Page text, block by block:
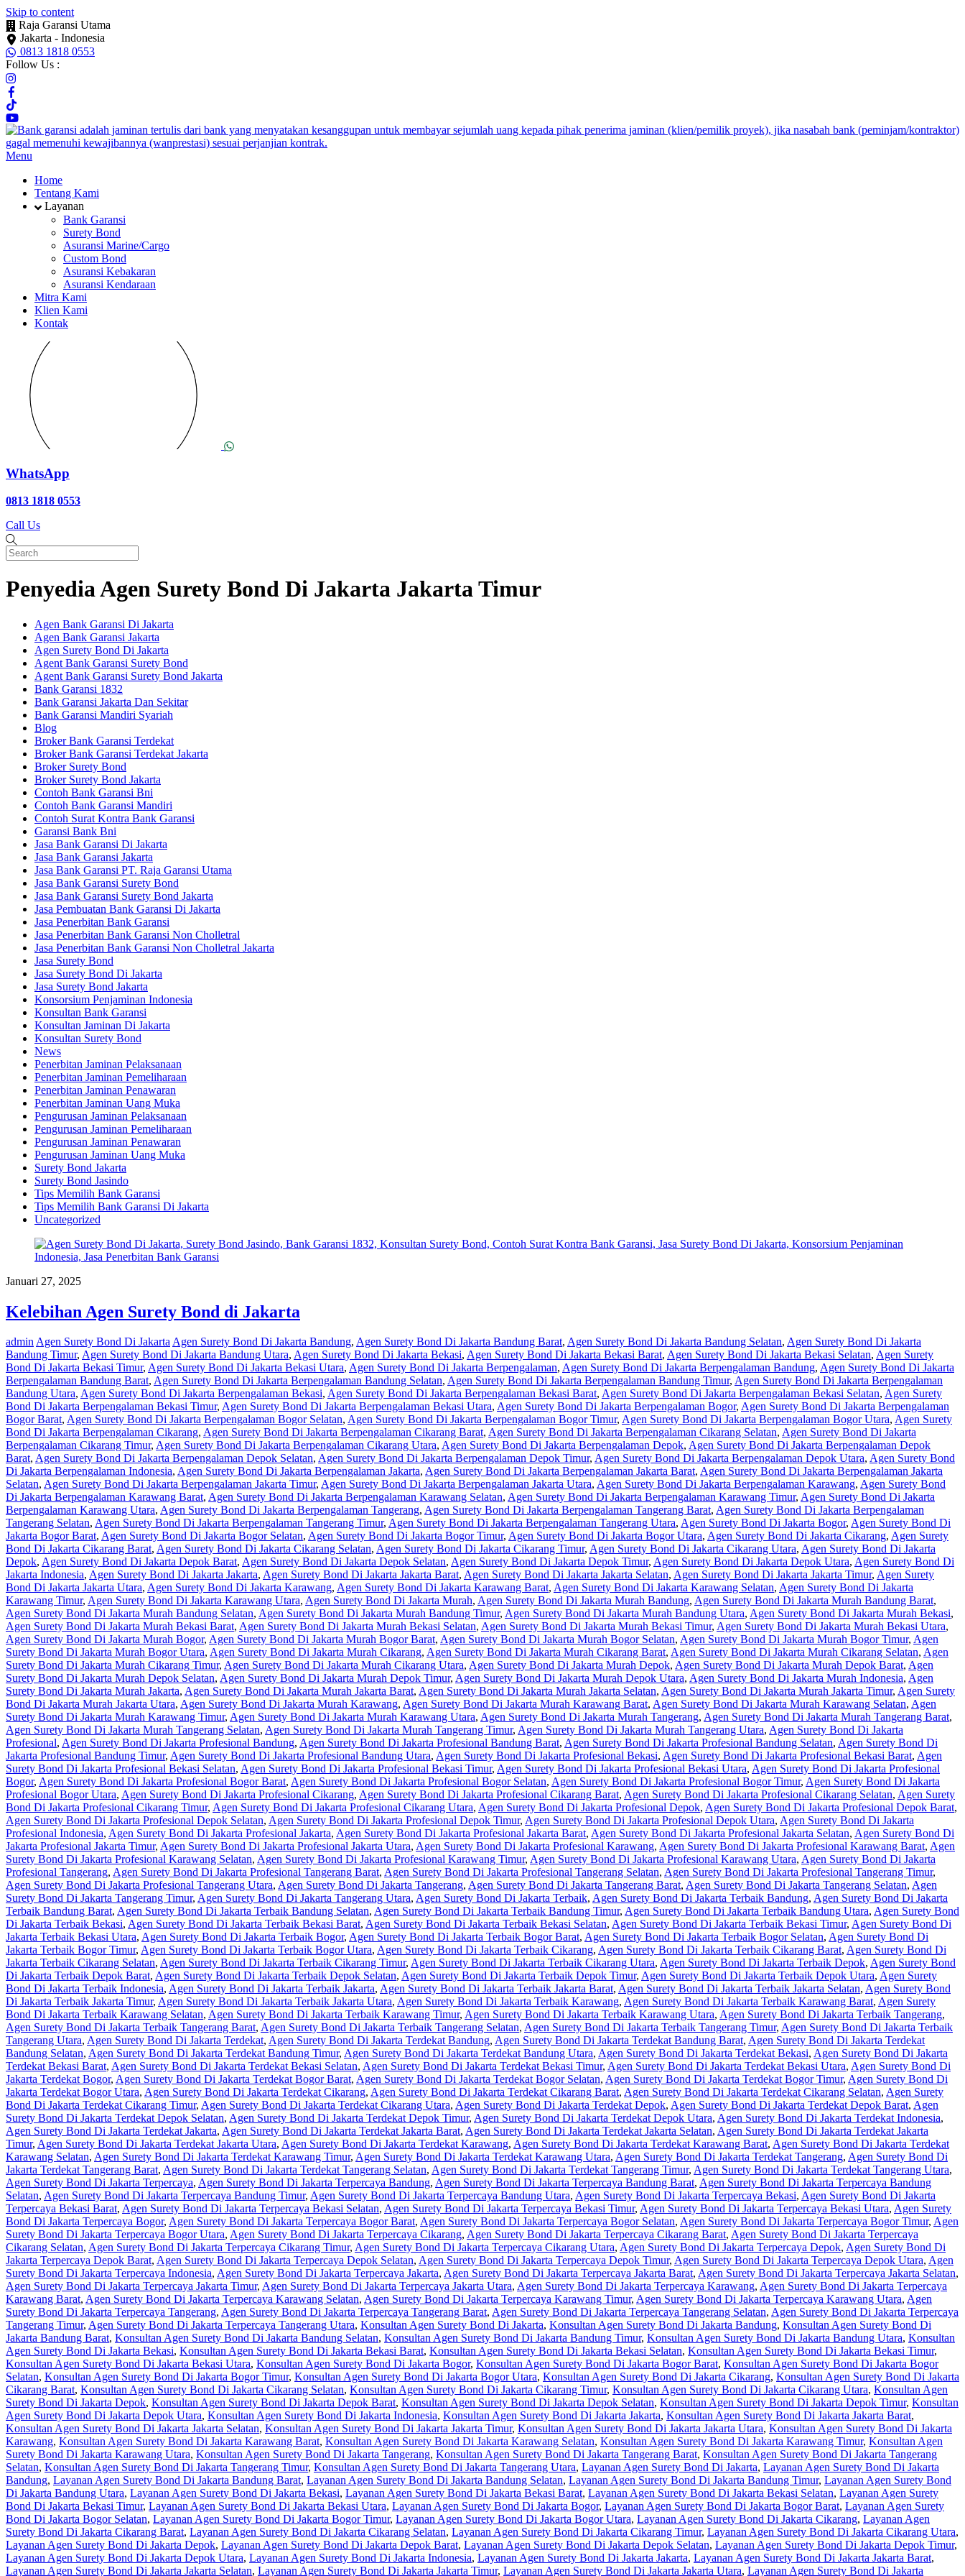
Skip to content
Raja Garansi Utama
Jakarta - Indonesia
0813 1818 0553
Follow Us :
Menu
Home
Tentang Kami
Layanan
Bank Garansi
Surety Bond
Asuransi Marine/Cargo
Custom Bond
Asuransi Kebakaran
Asuransi Kendaraan
Mitra Kami
Klien Kami
Kontak
WhatsApp
0813 1818 0553
Call Us
Penyedia Agen Surety Bond Di Jakarta Jakarta Timur
Agen Bank Garansi Di Jakarta
Agen Bank Garansi Jakarta
Agen Surety Bond Di Jakarta
Agent Bank Garansi Surety Bond
Agent Bank Garansi Surety Bond Jakarta
Bank Garansi 1832
Bank Garansi Jakarta Dan Sekitar
Bank Garansi Mandiri Syariah
Blog
Broker Bank Garansi Terdekat
Broker Bank Garansi Terdekat Jakarta
Broker Surety Bond
Broker Surety Bond Jakarta
Contoh Bank Garansi Bni
Contoh Bank Garansi Mandiri
Contoh Surat Kontra Bank Garansi
Garansi Bank Bni
Jasa Bank Garansi Di Jakarta
Jasa Bank Garansi Jakarta
Jasa Bank Garansi PT. Raja Garansi Utama
Jasa Bank Garansi Surety Bond
Jasa Bank Garansi Surety Bond Jakarta
Jasa Pembuatan Bank Garansi Di Jakarta
Jasa Penerbitan Bank Garansi
Jasa Penerbitan Bank Garansi Non Cholletral
Jasa Penerbitan Bank Garansi Non Cholletral Jakarta
Jasa Surety Bond
Jasa Surety Bond Di Jakarta
Jasa Surety Bond Jakarta
Konsorsium Penjaminan Indonesia
Konsultan Bank Garansi
Konsultan Jaminan Di Jakarta
Konsultan Surety Bond
News
Penerbitan Jaminan Pelaksanaan
Penerbitan Jaminan Pemeliharaan
Penerbitan Jaminan Penawaran
Penerbitan Jaminan Uang Muka
Pengurusan Jaminan Pelaksanaan
Pengurusan Jaminan Pemeliharaan
Pengurusan Jaminan Penawaran
Pengurusan Jaminan Uang Muka
Surety Bond Jakarta
Surety Bond Jasindo
Tips Memilih Bank Garansi
Tips Memilih Bank Garansi Di Jakarta
Uncategorized
Januari 27, 2025
Kelebihan Agen Surety Bond di Jakarta
adminAgen Surety Bond Di JakartaAgen Surety Bond Di Jakarta Bandung, Agen Surety Bond Di Jakarta Bandung Barat, Agen Surety Bond Di Jakarta Bandung Selatan, Agen Surety Bond Di Jakarta
Bandung Timur, Agen Surety Bond Di Jakarta Bandung Utara, Agen Surety Bond Di Jakarta Bekasi, Agen Surety Bond Di Jakarta Bekasi Barat, Agen Surety Bond Di Jakarta Bekasi Selatan, Agen Surety
Bond Di Jakarta Bekasi Timur, Agen Surety Bond Di Jakarta Bekasi Utara, Agen Surety Bond Di Jakarta Berpengalaman, Agen Surety Bond Di Jakarta Berpengalaman Bandung, Agen Surety Bond Di Jakarta
Berpengalaman Bandung Barat, Agen Surety Bond Di Jakarta Berpengalaman Bandung Selatan, Agen Surety Bond Di Jakarta Berpengalaman Bandung Timur, Agen Surety Bond Di Jakarta Berpengalaman
Bandung Utara, Agen Surety Bond Di Jakarta Berpengalaman Bekasi, Agen Surety Bond Di Jakarta Berpengalaman Bekasi Barat, Agen Surety Bond Di Jakarta Berpengalaman Bekasi Selatan, Agen Surety
Bond Di Jakarta Berpengalaman Bekasi Timur, Agen Surety Bond Di Jakarta Berpengalaman Bekasi Utara, Agen Surety Bond Di Jakarta Berpengalaman Bogor, Agen Surety Bond Di Jakarta Berpengalaman
Bogor Barat, Agen Surety Bond Di Jakarta Berpengalaman Bogor Selatan, Agen Surety Bond Di Jakarta Berpengalaman Bogor Timur, Agen Surety Bond Di Jakarta Berpengalaman Bogor Utara, Agen Surety
Bond Di Jakarta Berpengalaman Cikarang, Agen Surety Bond Di Jakarta Berpengalaman Cikarang Barat, Agen Surety Bond Di Jakarta Berpengalaman Cikarang Selatan, Agen Surety Bond Di Jakarta
Berpengalaman Cikarang Timur, Agen Surety Bond Di Jakarta Berpengalaman Cikarang Utara, Agen Surety Bond Di Jakarta Berpengalaman Depok, Agen Surety Bond Di Jakarta Berpengalaman Depok
Barat, Agen Surety Bond Di Jakarta Berpengalaman Depok Selatan, Agen Surety Bond Di Jakarta Berpengalaman Depok Timur, Agen Surety Bond Di Jakarta Berpengalaman Depok Utara, Agen Surety Bond
Di Jakarta Berpengalaman Indonesia, Agen Surety Bond Di Jakarta Berpengalaman Jakarta, Agen Surety Bond Di Jakarta Berpengalaman Jakarta Barat, Agen Surety Bond Di Jakarta Berpengalaman Jakarta
Selatan, Agen Surety Bond Di Jakarta Berpengalaman Jakarta Timur, Agen Surety Bond Di Jakarta Berpengalaman Jakarta Utara, Agen Surety Bond Di Jakarta Berpengalaman Karawang, Agen Surety Bond
Di Jakarta Berpengalaman Karawang Barat, Agen Surety Bond Di Jakarta Berpengalaman Karawang Selatan, Agen Surety Bond Di Jakarta Berpengalaman Karawang Timur, Agen Surety Bond Di Jakarta
Berpengalaman Karawang Utara, Agen Surety Bond Di Jakarta Berpengalaman Tangerang, Agen Surety Bond Di Jakarta Berpengalaman Tangerang Barat, Agen Surety Bond Di Jakarta Berpengalaman
Tangerang Selatan, Agen Surety Bond Di Jakarta Berpengalaman Tangerang Timur, Agen Surety Bond Di Jakarta Berpengalaman Tangerang Utara, Agen Surety Bond Di Jakarta Bogor, Agen Surety Bond Di
Jakarta Bogor Barat, Agen Surety Bond Di Jakarta Bogor Selatan, Agen Surety Bond Di Jakarta Bogor Timur, Agen Surety Bond Di Jakarta Bogor Utara, Agen Surety Bond Di Jakarta Cikarang, Agen Surety
Bond Di Jakarta Cikarang Barat, Agen Surety Bond Di Jakarta Cikarang Selatan, Agen Surety Bond Di Jakarta Cikarang Timur, Agen Surety Bond Di Jakarta Cikarang Utara, Agen Surety Bond Di Jakarta
Depok, Agen Surety Bond Di Jakarta Depok Barat, Agen Surety Bond Di Jakarta Depok Selatan, Agen Surety Bond Di Jakarta Depok Timur, Agen Surety Bond Di Jakarta Depok Utara, Agen Surety Bond Di
Jakarta Indonesia, Agen Surety Bond Di Jakarta Jakarta, Agen Surety Bond Di Jakarta Jakarta Barat, Agen Surety Bond Di Jakarta Jakarta Selatan, Agen Surety Bond Di Jakarta Jakarta Timur, Agen Surety
Bond Di Jakarta Jakarta Utara, Agen Surety Bond Di Jakarta Karawang, Agen Surety Bond Di Jakarta Karawang Barat, Agen Surety Bond Di Jakarta Karawang Selatan, Agen Surety Bond Di Jakarta
Karawang Timur, Agen Surety Bond Di Jakarta Karawang Utara, Agen Surety Bond Di Jakarta Murah, Agen Surety Bond Di Jakarta Murah Bandung, Agen Surety Bond Di Jakarta Murah Bandung Barat,
Agen Surety Bond Di Jakarta Murah Bandung Selatan, Agen Surety Bond Di Jakarta Murah Bandung Timur, Agen Surety Bond Di Jakarta Murah Bandung Utara, Agen Surety Bond Di Jakarta Murah Bekasi,
Agen Surety Bond Di Jakarta Murah Bekasi Barat, Agen Surety Bond Di Jakarta Murah Bekasi Selatan, Agen Surety Bond Di Jakarta Murah Bekasi Timur, Agen Surety Bond Di Jakarta Murah Bekasi Utara,
Agen Surety Bond Di Jakarta Murah Bogor, Agen Surety Bond Di Jakarta Murah Bogor Barat, Agen Surety Bond Di Jakarta Murah Bogor Selatan, Agen Surety Bond Di Jakarta Murah Bogor Timur, Agen
Surety Bond Di Jakarta Murah Bogor Utara, Agen Surety Bond Di Jakarta Murah Cikarang, Agen Surety Bond Di Jakarta Murah Cikarang Barat, Agen Surety Bond Di Jakarta Murah Cikarang Selatan, Agen
Surety Bond Di Jakarta Murah Cikarang Timur, Agen Surety Bond Di Jakarta Murah Cikarang Utara, Agen Surety Bond Di Jakarta Murah Depok, Agen Surety Bond Di Jakarta Murah Depok Barat, Agen
Surety Bond Di Jakarta Murah Depok Selatan, Agen Surety Bond Di Jakarta Murah Depok Timur, Agen Surety Bond Di Jakarta Murah Depok Utara, Agen Surety Bond Di Jakarta Murah Indonesia, Agen
Surety Bond Di Jakarta Murah Jakarta, Agen Surety Bond Di Jakarta Murah Jakarta Barat, Agen Surety Bond Di Jakarta Murah Jakarta Selatan, Agen Surety Bond Di Jakarta Murah Jakarta Timur, Agen Surety
Bond Di Jakarta Murah Jakarta Utara, Agen Surety Bond Di Jakarta Murah Karawang, Agen Surety Bond Di Jakarta Murah Karawang Barat, Agen Surety Bond Di Jakarta Murah Karawang Selatan, Agen
Surety Bond Di Jakarta Murah Karawang Timur, Agen Surety Bond Di Jakarta Murah Karawang Utara, Agen Surety Bond Di Jakarta Murah Tangerang, Agen Surety Bond Di Jakarta Murah Tangerang Barat,
Agen Surety Bond Di Jakarta Murah Tangerang Selatan, Agen Surety Bond Di Jakarta Murah Tangerang Timur, Agen Surety Bond Di Jakarta Murah Tangerang Utara, Agen Surety Bond Di Jakarta
Profesional, Agen Surety Bond Di Jakarta Profesional Bandung, Agen Surety Bond Di Jakarta Profesional Bandung Barat, Agen Surety Bond Di Jakarta Profesional Bandung Selatan, Agen Surety Bond Di
Jakarta Profesional Bandung Timur, Agen Surety Bond Di Jakarta Profesional Bandung Utara, Agen Surety Bond Di Jakarta Profesional Bekasi, Agen Surety Bond Di Jakarta Profesional Bekasi Barat, Agen
Surety Bond Di Jakarta Profesional Bekasi Selatan, Agen Surety Bond Di Jakarta Profesional Bekasi Timur, Agen Surety Bond Di Jakarta Profesional Bekasi Utara, Agen Surety Bond Di Jakarta Profesional
Bogor, Agen Surety Bond Di Jakarta Profesional Bogor Barat, Agen Surety Bond Di Jakarta Profesional Bogor Selatan, Agen Surety Bond Di Jakarta Profesional Bogor Timur, Agen Surety Bond Di Jakarta
Profesional Bogor Utara, Agen Surety Bond Di Jakarta Profesional Cikarang, Agen Surety Bond Di Jakarta Profesional Cikarang Barat, Agen Surety Bond Di Jakarta Profesional Cikarang Selatan, Agen Surety
Bond Di Jakarta Profesional Cikarang Timur, Agen Surety Bond Di Jakarta Profesional Cikarang Utara, Agen Surety Bond Di Jakarta Profesional Depok, Agen Surety Bond Di Jakarta Profesional Depok Barat,
Agen Surety Bond Di Jakarta Profesional Depok Selatan, Agen Surety Bond Di Jakarta Profesional Depok Timur, Agen Surety Bond Di Jakarta Profesional Depok Utara, Agen Surety Bond Di Jakarta
Profesional Indonesia, Agen Surety Bond Di Jakarta Profesional Jakarta, Agen Surety Bond Di Jakarta Profesional Jakarta Barat, Agen Surety Bond Di Jakarta Profesional Jakarta Selatan, Agen Surety Bond Di
Jakarta Profesional Jakarta Timur, Agen Surety Bond Di Jakarta Profesional Jakarta Utara, Agen Surety Bond Di Jakarta Profesional Karawang, Agen Surety Bond Di Jakarta Profesional Karawang Barat, Agen
Surety Bond Di Jakarta Profesional Karawang Selatan, Agen Surety Bond Di Jakarta Profesional Karawang Timur, Agen Surety Bond Di Jakarta Profesional Karawang Utara, Agen Surety Bond Di Jakarta
Profesional Tangerang, Agen Surety Bond Di Jakarta Profesional Tangerang Barat, Agen Surety Bond Di Jakarta Profesional Tangerang Selatan, Agen Surety Bond Di Jakarta Profesional Tangerang Timur,
Agen Surety Bond Di Jakarta Profesional Tangerang Utara, Agen Surety Bond Di Jakarta Tangerang, Agen Surety Bond Di Jakarta Tangerang Barat, Agen Surety Bond Di Jakarta Tangerang Selatan, Agen
Surety Bond Di Jakarta Tangerang Timur, Agen Surety Bond Di Jakarta Tangerang Utara, Agen Surety Bond Di Jakarta Terbaik, Agen Surety Bond Di Jakarta Terbaik Bandung, Agen Surety Bond Di Jakarta
Terbaik Bandung Barat, Agen Surety Bond Di Jakarta Terbaik Bandung Selatan, Agen Surety Bond Di Jakarta Terbaik Bandung Timur, Agen Surety Bond Di Jakarta Terbaik Bandung Utara, Agen Surety Bond
Di Jakarta Terbaik Bekasi, Agen Surety Bond Di Jakarta Terbaik Bekasi Barat, Agen Surety Bond Di Jakarta Terbaik Bekasi Selatan, Agen Surety Bond Di Jakarta Terbaik Bekasi Timur, Agen Surety Bond Di
Jakarta Terbaik Bekasi Utara, Agen Surety Bond Di Jakarta Terbaik Bogor, Agen Surety Bond Di Jakarta Terbaik Bogor Barat, Agen Surety Bond Di Jakarta Terbaik Bogor Selatan, Agen Surety Bond Di
Jakarta Terbaik Bogor Timur, Agen Surety Bond Di Jakarta Terbaik Bogor Utara, Agen Surety Bond Di Jakarta Terbaik Cikarang, Agen Surety Bond Di Jakarta Terbaik Cikarang Barat, Agen Surety Bond Di
Jakarta Terbaik Cikarang Selatan, Agen Surety Bond Di Jakarta Terbaik Cikarang Timur, Agen Surety Bond Di Jakarta Terbaik Cikarang Utara, Agen Surety Bond Di Jakarta Terbaik Depok, Agen Surety Bond
Di Jakarta Terbaik Depok Barat, Agen Surety Bond Di Jakarta Terbaik Depok Selatan, Agen Surety Bond Di Jakarta Terbaik Depok Timur, Agen Surety Bond Di Jakarta Terbaik Depok Utara, Agen Surety
Bond Di Jakarta Terbaik Indonesia, Agen Surety Bond Di Jakarta Terbaik Jakarta, Agen Surety Bond Di Jakarta Terbaik Jakarta Barat, Agen Surety Bond Di Jakarta Terbaik Jakarta Selatan, Agen Surety Bond
Di Jakarta Terbaik Jakarta Timur, Agen Surety Bond Di Jakarta Terbaik Jakarta Utara, Agen Surety Bond Di Jakarta Terbaik Karawang, Agen Surety Bond Di Jakarta Terbaik Karawang Barat, Agen Surety
Bond Di Jakarta Terbaik Karawang Selatan, Agen Surety Bond Di Jakarta Terbaik Karawang Timur, Agen Surety Bond Di Jakarta Terbaik Karawang Utara, Agen Surety Bond Di Jakarta Terbaik Tangerang,
Agen Surety Bond Di Jakarta Terbaik Tangerang Barat, Agen Surety Bond Di Jakarta Terbaik Tangerang Selatan, Agen Surety Bond Di Jakarta Terbaik Tangerang Timur, Agen Surety Bond Di Jakarta Terbaik
Tangerang Utara, Agen Surety Bond Di Jakarta Terdekat, Agen Surety Bond Di Jakarta Terdekat Bandung, Agen Surety Bond Di Jakarta Terdekat Bandung Barat, Agen Surety Bond Di Jakarta Terdekat
Bandung Selatan, Agen Surety Bond Di Jakarta Terdekat Bandung Timur, Agen Surety Bond Di Jakarta Terdekat Bandung Utara, Agen Surety Bond Di Jakarta Terdekat Bekasi, Agen Surety Bond Di Jakarta
Terdekat Bekasi Barat, Agen Surety Bond Di Jakarta Terdekat Bekasi Selatan, Agen Surety Bond Di Jakarta Terdekat Bekasi Timur, Agen Surety Bond Di Jakarta Terdekat Bekasi Utara, Agen Surety Bond Di
Jakarta Terdekat Bogor, Agen Surety Bond Di Jakarta Terdekat Bogor Barat, Agen Surety Bond Di Jakarta Terdekat Bogor Selatan, Agen Surety Bond Di Jakarta Terdekat Bogor Timur, Agen Surety Bond Di
Jakarta Terdekat Bogor Utara, Agen Surety Bond Di Jakarta Terdekat Cikarang, Agen Surety Bond Di Jakarta Terdekat Cikarang Barat, Agen Surety Bond Di Jakarta Terdekat Cikarang Selatan, Agen Surety
Bond Di Jakarta Terdekat Cikarang Timur, Agen Surety Bond Di Jakarta Terdekat Cikarang Utara, Agen Surety Bond Di Jakarta Terdekat Depok, Agen Surety Bond Di Jakarta Terdekat Depok Barat, Agen
Surety Bond Di Jakarta Terdekat Depok Selatan, Agen Surety Bond Di Jakarta Terdekat Depok Timur, Agen Surety Bond Di Jakarta Terdekat Depok Utara, Agen Surety Bond Di Jakarta Terdekat Indonesia,
Agen Surety Bond Di Jakarta Terdekat Jakarta, Agen Surety Bond Di Jakarta Terdekat Jakarta Barat, Agen Surety Bond Di Jakarta Terdekat Jakarta Selatan, Agen Surety Bond Di Jakarta Terdekat Jakarta
Timur, Agen Surety Bond Di Jakarta Terdekat Jakarta Utara, Agen Surety Bond Di Jakarta Terdekat Karawang, Agen Surety Bond Di Jakarta Terdekat Karawang Barat, Agen Surety Bond Di Jakarta Terdekat
Karawang Selatan, Agen Surety Bond Di Jakarta Terdekat Karawang Timur, Agen Surety Bond Di Jakarta Terdekat Karawang Utara, Agen Surety Bond Di Jakarta Terdekat Tangerang, Agen Surety Bond Di
Jakarta Terdekat Tangerang Barat, Agen Surety Bond Di Jakarta Terdekat Tangerang Selatan, Agen Surety Bond Di Jakarta Terdekat Tangerang Timur, Agen Surety Bond Di Jakarta Terdekat Tangerang Utara,
Agen Surety Bond Di Jakarta Terpercaya, Agen Surety Bond Di Jakarta Terpercaya Bandung, Agen Surety Bond Di Jakarta Terpercaya Bandung Barat, Agen Surety Bond Di Jakarta Terpercaya Bandung
Selatan, Agen Surety Bond Di Jakarta Terpercaya Bandung Timur, Agen Surety Bond Di Jakarta Terpercaya Bandung Utara, Agen Surety Bond Di Jakarta Terpercaya Bekasi, Agen Surety Bond Di Jakarta
Terpercaya Bekasi Barat, Agen Surety Bond Di Jakarta Terpercaya Bekasi Selatan, Agen Surety Bond Di Jakarta Terpercaya Bekasi Timur, Agen Surety Bond Di Jakarta Terpercaya Bekasi Utara, Agen Surety
Bond Di Jakarta Terpercaya Bogor, Agen Surety Bond Di Jakarta Terpercaya Bogor Barat, Agen Surety Bond Di Jakarta Terpercaya Bogor Selatan, Agen Surety Bond Di Jakarta Terpercaya Bogor Timur, Agen
Surety Bond Di Jakarta Terpercaya Bogor Utara, Agen Surety Bond Di Jakarta Terpercaya Cikarang, Agen Surety Bond Di Jakarta Terpercaya Cikarang Barat, Agen Surety Bond Di Jakarta Terpercaya
Cikarang Selatan, Agen Surety Bond Di Jakarta Terpercaya Cikarang Timur, Agen Surety Bond Di Jakarta Terpercaya Cikarang Utara, Agen Surety Bond Di Jakarta Terpercaya Depok, Agen Surety Bond Di
Jakarta Terpercaya Depok Barat, Agen Surety Bond Di Jakarta Terpercaya Depok Selatan, Agen Surety Bond Di Jakarta Terpercaya Depok Timur, Agen Surety Bond Di Jakarta Terpercaya Depok Utara, Agen
Surety Bond Di Jakarta Terpercaya Indonesia, Agen Surety Bond Di Jakarta Terpercaya Jakarta, Agen Surety Bond Di Jakarta Terpercaya Jakarta Barat, Agen Surety Bond Di Jakarta Terpercaya Jakarta Selatan,
Agen Surety Bond Di Jakarta Terpercaya Jakarta Timur, Agen Surety Bond Di Jakarta Terpercaya Jakarta Utara, Agen Surety Bond Di Jakarta Terpercaya Karawang, Agen Surety Bond Di Jakarta Terpercaya
Karawang Barat, Agen Surety Bond Di Jakarta Terpercaya Karawang Selatan, Agen Surety Bond Di Jakarta Terpercaya Karawang Timur, Agen Surety Bond Di Jakarta Terpercaya Karawang Utara, Agen
Surety Bond Di Jakarta Terpercaya Tangerang, Agen Surety Bond Di Jakarta Terpercaya Tangerang Barat, Agen Surety Bond Di Jakarta Terpercaya Tangerang Selatan, Agen Surety Bond Di Jakarta Terpercaya
Tangerang Timur, Agen Surety Bond Di Jakarta Terpercaya Tangerang Utara, Konsultan Agen Surety Bond Di Jakarta, Konsultan Agen Surety Bond Di Jakarta Bandung, Konsultan Agen Surety Bond Di
Jakarta Bandung Barat, Konsultan Agen Surety Bond Di Jakarta Bandung Selatan, Konsultan Agen Surety Bond Di Jakarta Bandung Timur, Konsultan Agen Surety Bond Di Jakarta Bandung Utara, Konsultan
Agen Surety Bond Di Jakarta Bekasi, Konsultan Agen Surety Bond Di Jakarta Bekasi Barat, Konsultan Agen Surety Bond Di Jakarta Bekasi Selatan, Konsultan Agen Surety Bond Di Jakarta Bekasi Timur,
Konsultan Agen Surety Bond Di Jakarta Bekasi Utara, Konsultan Agen Surety Bond Di Jakarta Bogor, Konsultan Agen Surety Bond Di Jakarta Bogor Barat, Konsultan Agen Surety Bond Di Jakarta Bogor
Selatan, Konsultan Agen Surety Bond Di Jakarta Bogor Timur, Konsultan Agen Surety Bond Di Jakarta Bogor Utara, Konsultan Agen Surety Bond Di Jakarta Cikarang, Konsultan Agen Surety Bond Di Jakarta
Cikarang Barat, Konsultan Agen Surety Bond Di Jakarta Cikarang Selatan, Konsultan Agen Surety Bond Di Jakarta Cikarang Timur, Konsultan Agen Surety Bond Di Jakarta Cikarang Utara, Konsultan Agen
Surety Bond Di Jakarta Depok, Konsultan Agen Surety Bond Di Jakarta Depok Barat, Konsultan Agen Surety Bond Di Jakarta Depok Selatan, Konsultan Agen Surety Bond Di Jakarta Depok Timur, Konsultan
Agen Surety Bond Di Jakarta Depok Utara, Konsultan Agen Surety Bond Di Jakarta Indonesia, Konsultan Agen Surety Bond Di Jakarta Jakarta, Konsultan Agen Surety Bond Di Jakarta Jakarta Barat,
Konsultan Agen Surety Bond Di Jakarta Jakarta Selatan, Konsultan Agen Surety Bond Di Jakarta Jakarta Timur, Konsultan Agen Surety Bond Di Jakarta Jakarta Utara, Konsultan Agen Surety Bond Di Jakarta
Karawang, Konsultan Agen Surety Bond Di Jakarta Karawang Barat, Konsultan Agen Surety Bond Di Jakarta Karawang Selatan, Konsultan Agen Surety Bond Di Jakarta Karawang Timur, Konsultan Agen
Surety Bond Di Jakarta Karawang Utara, Konsultan Agen Surety Bond Di Jakarta Tangerang, Konsultan Agen Surety Bond Di Jakarta Tangerang Barat, Konsultan Agen Surety Bond Di Jakarta Tangerang
Selatan, Konsultan Agen Surety Bond Di Jakarta Tangerang Timur, Konsultan Agen Surety Bond Di Jakarta Tangerang Utara, Layanan Agen Surety Bond Di Jakarta, Layanan Agen Surety Bond Di Jakarta
Bandung, Layanan Agen Surety Bond Di Jakarta Bandung Barat, Layanan Agen Surety Bond Di Jakarta Bandung Selatan, Layanan Agen Surety Bond Di Jakarta Bandung Timur, Layanan Agen Surety Bond
Di Jakarta Bandung Utara, Layanan Agen Surety Bond Di Jakarta Bekasi, Layanan Agen Surety Bond Di Jakarta Bekasi Barat, Layanan Agen Surety Bond Di Jakarta Bekasi Selatan, Layanan Agen Surety
Bond Di Jakarta Bekasi Timur, Layanan Agen Surety Bond Di Jakarta Bekasi Utara, Layanan Agen Surety Bond Di Jakarta Bogor, Layanan Agen Surety Bond Di Jakarta Bogor Barat, Layanan Agen Surety
Bond Di Jakarta Bogor Selatan, Layanan Agen Surety Bond Di Jakarta Bogor Timur, Layanan Agen Surety Bond Di Jakarta Bogor Utara, Layanan Agen Surety Bond Di Jakarta Cikarang, Layanan Agen
Surety Bond Di Jakarta Cikarang Barat, Layanan Agen Surety Bond Di Jakarta Cikarang Selatan, Layanan Agen Surety Bond Di Jakarta Cikarang Timur, Layanan Agen Surety Bond Di Jakarta Cikarang Utara,
Layanan Agen Surety Bond Di Jakarta Depok, Layanan Agen Surety Bond Di Jakarta Depok Barat, Layanan Agen Surety Bond Di Jakarta Depok Selatan, Layanan Agen Surety Bond Di Jakarta Depok Timur,
Layanan Agen Surety Bond Di Jakarta Depok Utara, Layanan Agen Surety Bond Di Jakarta Indonesia, Layanan Agen Surety Bond Di Jakarta Jakarta, Layanan Agen Surety Bond Di Jakarta Jakarta Barat,
Layanan Agen Surety Bond Di Jakarta Jakarta Selatan, Layanan Agen Surety Bond Di Jakarta Jakarta Timur, Layanan Agen Surety Bond Di Jakarta Jakarta Utara, Layanan Agen Surety Bond Di Jakarta